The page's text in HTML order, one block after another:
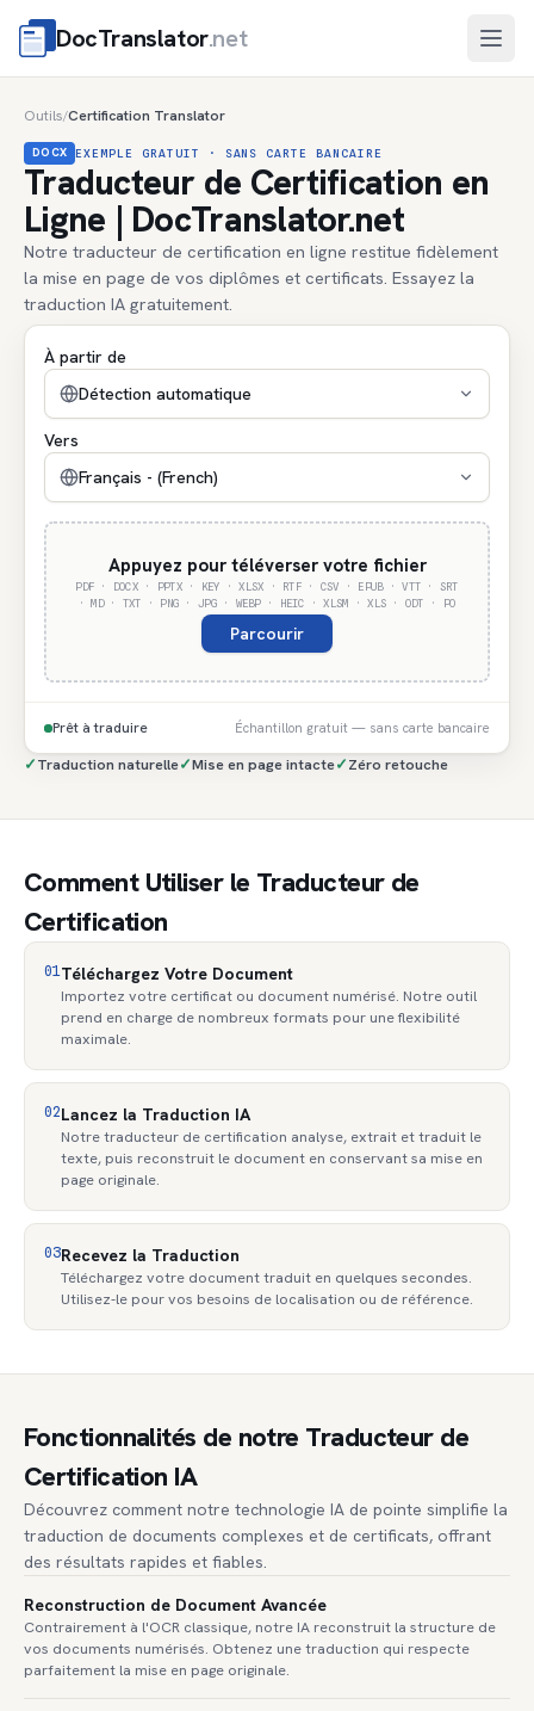
DocTranslator.net
Outils/Certification Translator
DOCX EXEMPLE GRATUIT · SANS CARTE BANCAIRE
Traducteur de Certification en
Ligne | DocTranslator.net
Notre traducteur de certification en ligne restitue fidèlement
la mise en page de vos diplômes et certificats. Essayez la
traduction IA gratuitement.
À partir de
Détection automatique
Vers
Français - (French)
Appuyez pour téléverser votre fichier
PDF · DOCX · PPTX · KEY · XLSX · RTF · CSV · EPUB · VTT · SRT
· MD · TXT · PNG · JPG · WEBP · HEIC · XLSM · XLS · ODT · PO
Parcourir
Prêt à traduire Échantillon gratuit — sans carte bancaire
✓Traduction naturelle✓Mise en page intacte✓Zéro retouche
Comment Utiliser le Traducteur de
Certification
01Téléchargez Votre Document
Importez votre certificat ou document numérisé. Notre outil
prend en charge de nombreux formats pour une flexibilité
maximale.
02Lancez la Traduction IA
Notre traducteur de certification analyse, extrait et traduit le
texte, puis reconstruit le document en conservant sa mise en
page originale.
03Recevez la Traduction
Téléchargez votre document traduit en quelques secondes.
Utilisez-le pour vos besoins de localisation ou de référence.
Fonctionnalités de notre Traducteur de
Certification IA
Découvrez comment notre technologie IA de pointe simplifie la
traduction de documents complexes et de certificats, offrant
des résultats rapides et fiables.
Reconstruction de Document Avancée
Contrairement à l'OCR classique, notre IA reconstruit la structure de
vos documents numérisés. Obtenez une traduction qui respecte
parfaitement la mise en page originale.